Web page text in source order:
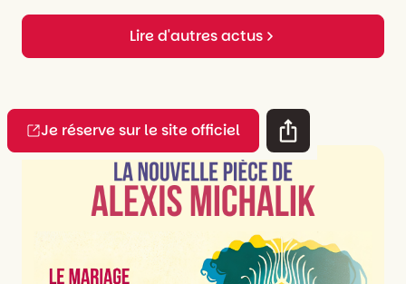
Lire d'autres actus
Je réserve sur le site officiel